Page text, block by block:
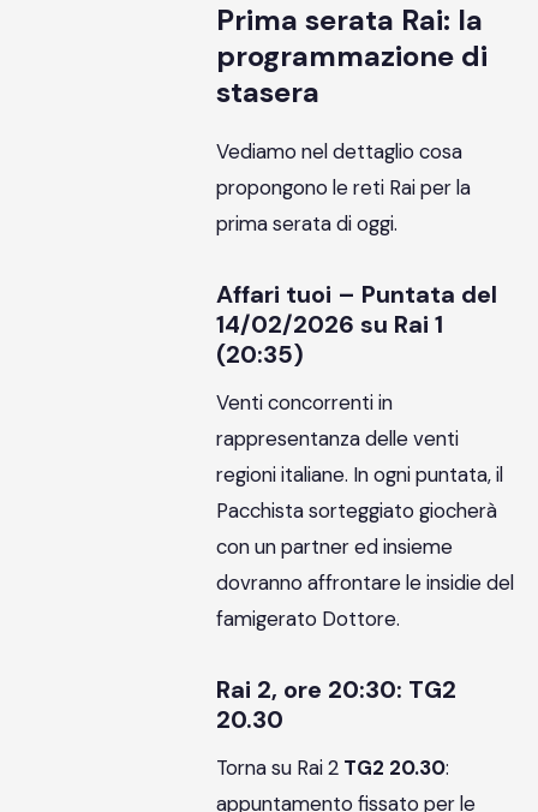
Prima serata Rai: la
programmazione di
stasera
Vediamo nel dettaglio cosa
propongono le reti Rai per la
prima serata di oggi.
Affari tuoi – Puntata del
14/02/2026 su Rai 1
(20:35)
Venti concorrenti in
rappresentanza delle venti
regioni italiane. In ogni puntata, il
Pacchista sorteggiato giocherà
con un partner ed insieme
dovranno affrontare le insidie del
famigerato Dottore.
Rai 2, ore 20:30: TG2
20.30
Torna su Rai 2 TG2 20.30:
appuntamento fissato per le